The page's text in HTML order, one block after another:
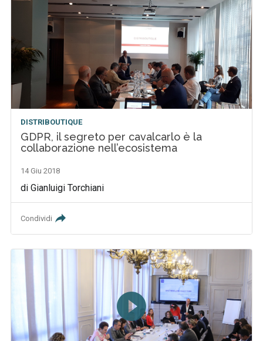
DISTRIBOUTIQUE
GDPR, il segreto per cavalcarlo è la
collaborazione nell’ecosistema
14 Giu 2018
di Gianluigi Torchiani
Condividi